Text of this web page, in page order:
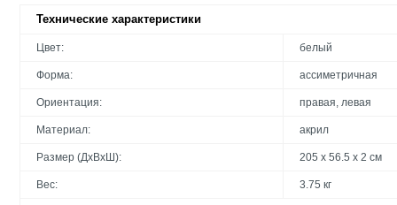
Технические характеристики
Цвет: белый
Форма: ассиметричная
Ориентация: правая, левая
Материал: акрил
Размер (ДхВхШ): 205 х 56.5 х 2 см
Вес: 3.75 кг